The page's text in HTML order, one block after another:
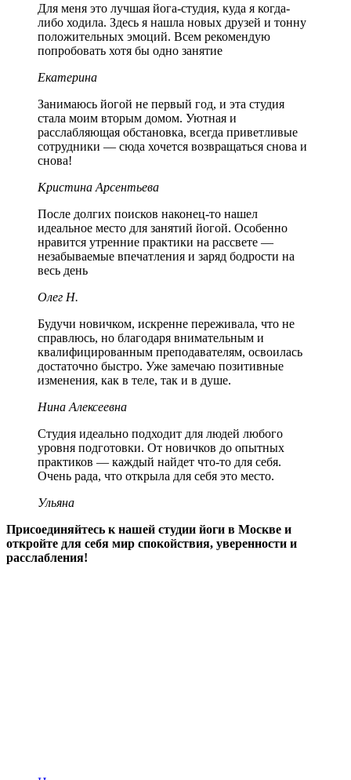
Для меня это лучшая йога-студия, куда я когда-
либо ходила. Здесь я нашла новых друзей и тонну
положительных эмоций. Всем рекомендую
попробовать хотя бы одно занятие
Екатерина
Занимаюсь йогой не первый год, и эта студия
стала моим вторым домом. Уютная и
расслабляющая обстановка, всегда приветливые
сотрудники — сюда хочется возвращаться снова и
снова!
Кристина Арсентьева
После долгих поисков наконец-то нашел
идеальное место для занятий йогой. Особенно
нравится утренние практики на рассвете —
незабываемые впечатления и заряд бодрости на
весь день
Олег Н.
Будучи новичком, искренне переживала, что не
справлюсь, но благодаря внимательным и
квалифицированным преподавателям, освоилась
достаточно быстро. Уже замечаю позитивные
изменения, как в теле, так и в душе.
Нина Алексеевна
Студия идеально подходит для людей любого
уровня подготовки. От новичков до опытных
практиков — каждый найдет что-то для себя.
Очень рада, что открыла для себя это место.
Ульяна
Присоединяйтесь к нашей студии йоги в Москве и
откройте для себя мир спокойствия, уверенности и
расслабления!